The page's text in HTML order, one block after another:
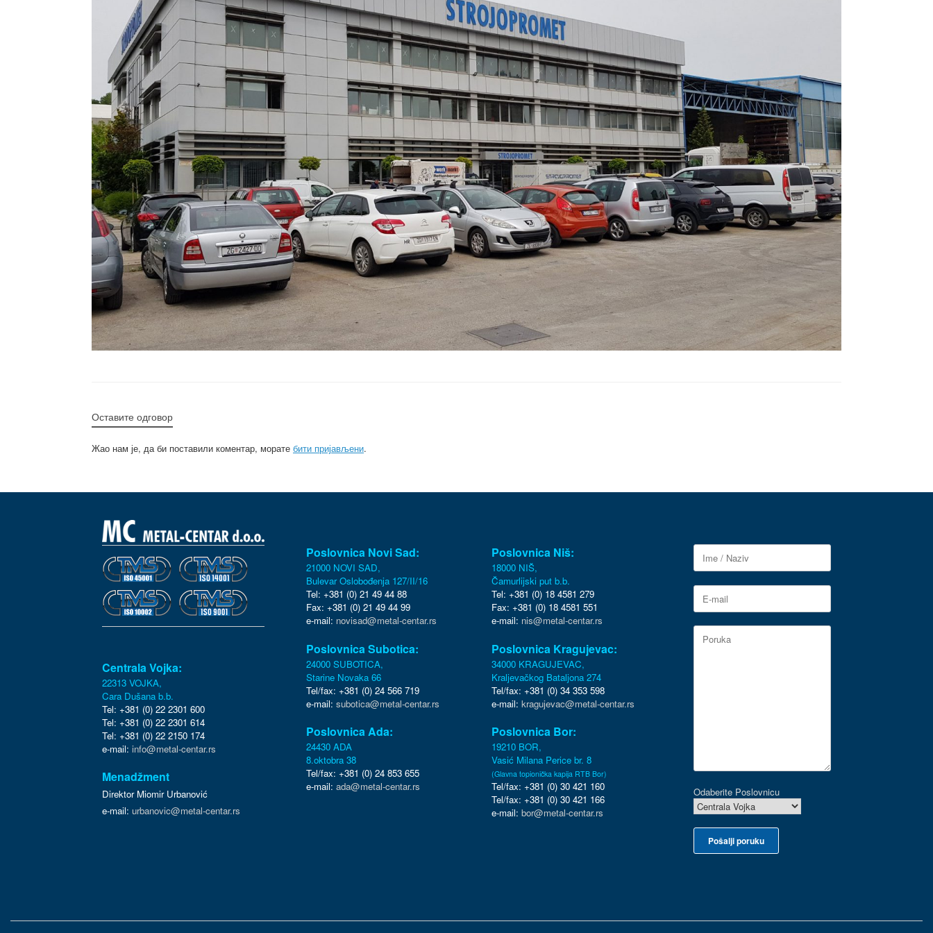
Оставите одговор
Жао нам је, да би поставили коментар, морате бити пријављени.
Centrala Vojka:
22313 VOJKA,
Cara Dušana b.b.
Tel: +381 (0) 22 2301 600
Tel: +381 (0) 22 2301 614
Tel: +381 (0) 22 2150 174
e-mail: info@metal-centar.rs
Menadžment
Direktor Miomir Urbanović
e-mail: urbanovic@metal-centar.rs
Poslovnica Novi Sad:
21000 NOVI SAD,
Bulevar Oslobođenja 127/II/16
Tel: +381 (0) 21 49 44 88
Fax: +381 (0) 21 49 44 99
e-mail: novisad@metal-centar.rs
Poslovnica Subotica:
24000 SUBOTICA,
Starine Novaka 66
Tel/fax: +381 (0) 24 566 719
e-mail: subotica@metal-centar.rs
Poslovnica Ada:
24430 ADA
8.oktobra 38
Tel/fax: +381 (0) 24 853 655
e-mail: ada@metal-centar.rs
Poslovnica Niš:
18000 NIŠ,
Čamurlijski put b.b.
Tel: +381 (0) 18 4581 279
Fax: +381 (0) 18 4581 551
e-mail: nis@metal-centar.rs
Poslovnica Kragujevac:
34000 KRAGUJEVAC,
Kraljevačkog Bataljona 274
Tel/fax: +381 (0) 34 353 598
e-mail:kragujevac@metal-centar.rs
Poslovnica Bor:
19210 BOR,
Vasić Milana Perice br. 8
(Glavna topionička kapija RTB Bor)
Tel/fax: +381 (0) 30 421 160
Tel/fax: +381 (0) 30 421 166
e-mail:bor@metal-centar.rs
Odaberite Poslovnicu